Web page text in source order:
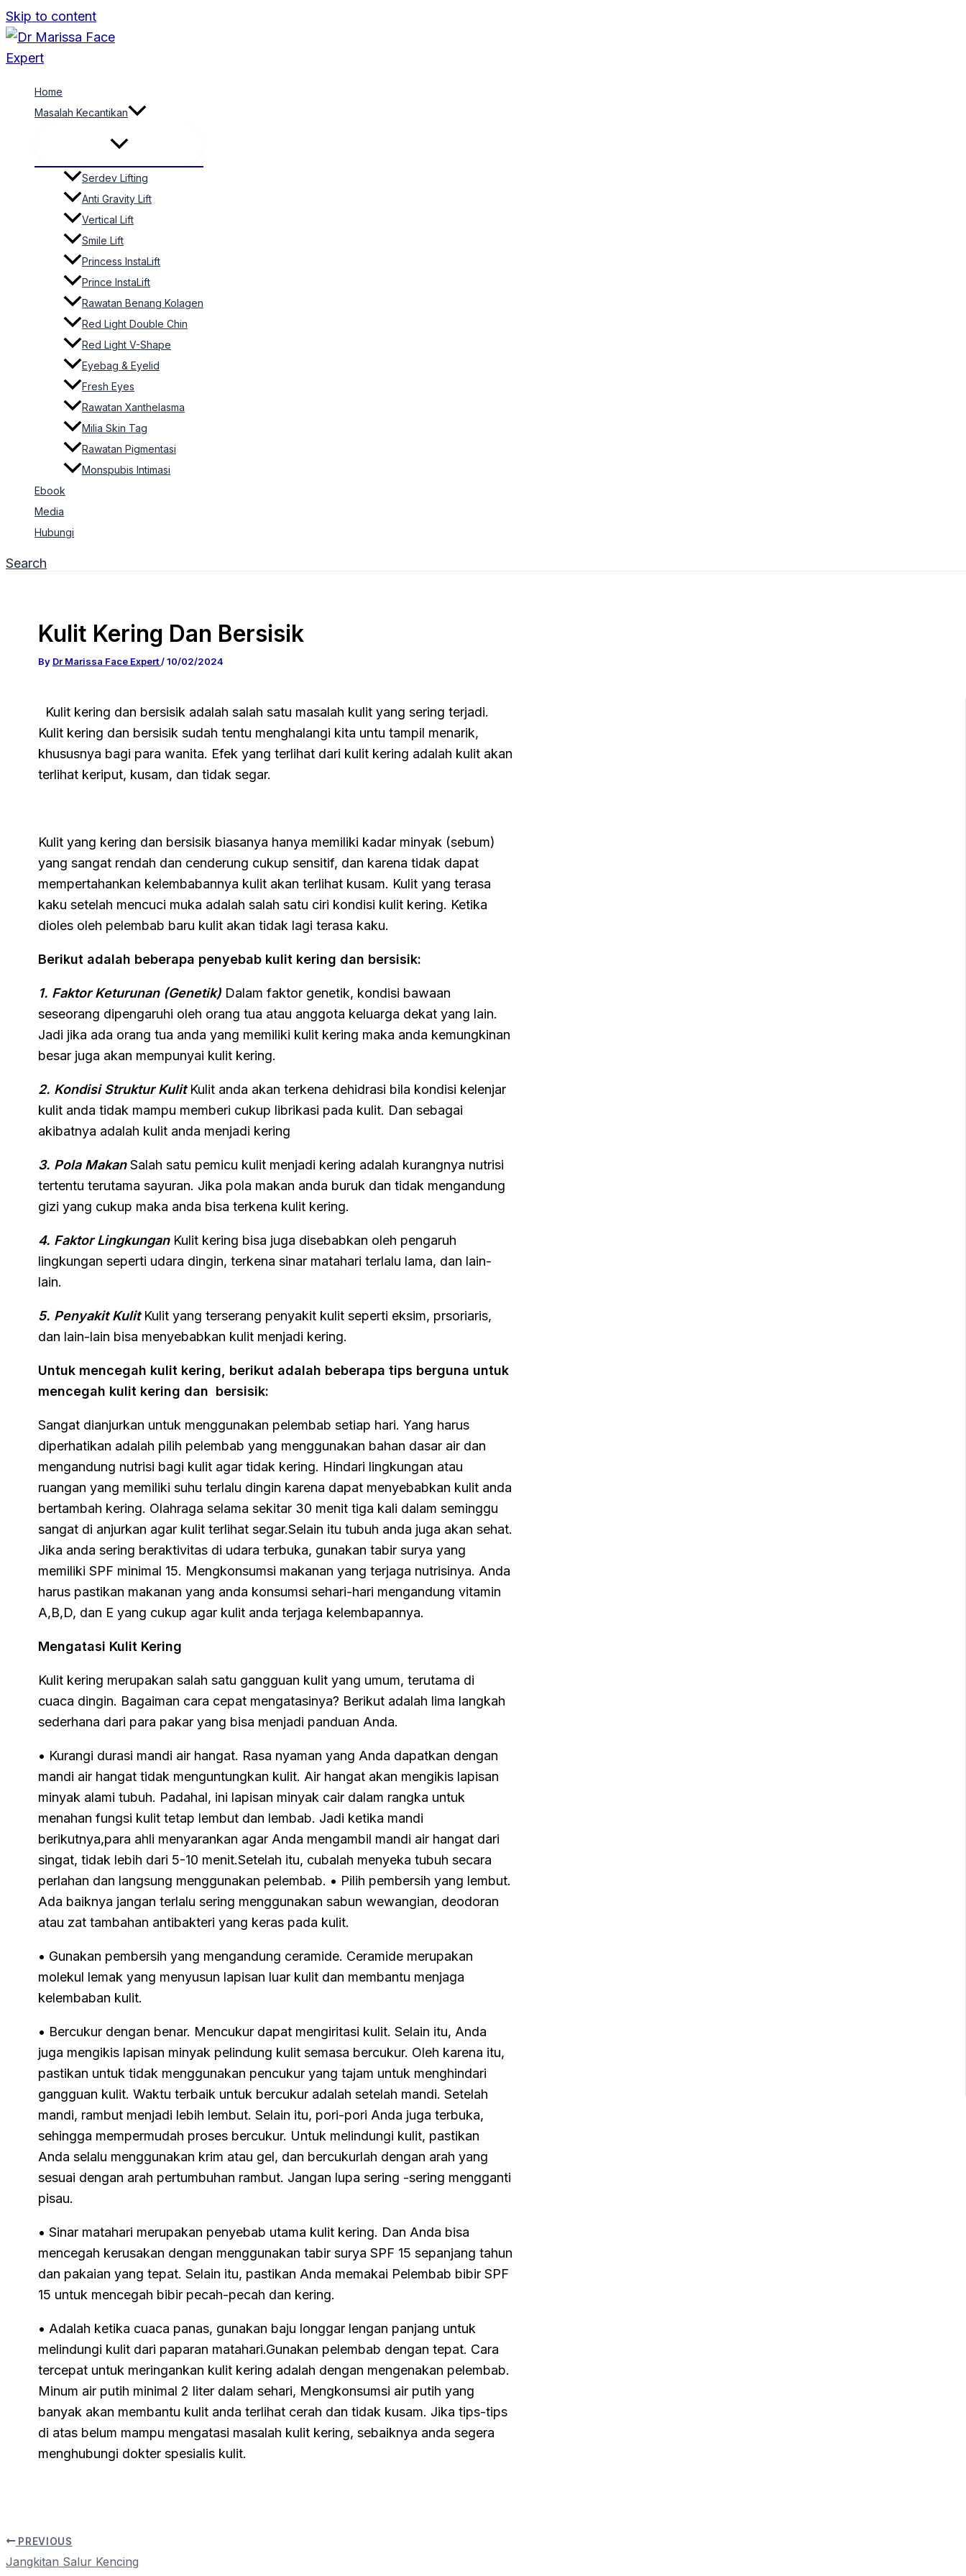
Skip to content
Home
Masalah Kecantikan
Serdev Lifting
Anti Gravity Lift
Vertical Lift
Smile Lift
Princess InstaLift
Prince InstaLift
Rawatan Benang Kolagen
Red Light Double Chin
Red Light V-Shape
Eyebag & Eyelid
Fresh Eyes
Rawatan Xanthelasma
Milia Skin Tag
Rawatan Pigmentasi
Monspubis Intimasi
Ebook
Media
Hubungi
Search
Kulit Kering Dan Bersisik
By Dr Marissa Face Expert/10/02/2024
Kulit kering dan bersisik adalah salah satu masalah kulit yang sering terjadi.
Kulit kering dan bersisik sudah tentu menghalangi kita untu tampil menarik,
khususnya bagi para wanita. Efek yang terlihat dari kulit kering adalah kulit akan
terlihat keriput, kusam, dan tidak segar.
Kulit yang kering dan bersisik biasanya hanya memiliki kadar minyak (sebum)
yang sangat rendah dan cenderung cukup sensitif, dan karena tidak dapat
mempertahankan kelembabannya kulit akan terlihat kusam. Kulit yang terasa
kaku setelah mencuci muka adalah salah satu ciri kondisi kulit kering. Ketika
dioles oleh pelembab baru kulit akan tidak lagi terasa kaku.
Berikut adalah beberapa penyebab kulit kering dan bersisik:
1. Faktor Keturunan (Genetik) Dalam faktor genetik, kondisi bawaan
seseorang dipengaruhi oleh orang tua atau anggota keluarga dekat yang lain.
Jadi jika ada orang tua anda yang memiliki kulit kering maka anda kemungkinan
besar juga akan mempunyai kulit kering.
2. Kondisi Struktur KulitKulit anda akan terkena dehidrasi bila kondisi kelenjar
kulit anda tidak mampu memberi cukup librikasi pada kulit. Dan sebagai
akibatnya adalah kulit anda menjadi kering
3. Pola MakanSalah satu pemicu kulit menjadi kering adalah kurangnya nutrisi
tertentu terutama sayuran. Jika pola makan anda buruk dan tidak mengandung
gizi yang cukup maka anda bisa terkena kulit kering.
4. Faktor LingkunganKulit kering bisa juga disebabkan oleh pengaruh
lingkungan seperti udara dingin, terkena sinar matahari terlalu lama, dan lain-
lain.
5. Penyakit KulitKulit yang terserang penyakit kulit seperti eksim, prsoriaris,
dan lain-lain bisa menyebabkan kulit menjadi kering.
Untuk mencegah kulit kering, berikut adalah beberapa tips berguna untuk
mencegah kulit kering dan bersisik:
Sangat dianjurkan untuk menggunakan pelembab setiap hari. Yang harus
diperhatikan adalah pilih pelembab yang menggunakan bahan dasar air dan
mengandung nutrisi bagi kulit agar tidak kering. Hindari lingkungan atau
ruangan yang memiliki suhu terlalu dingin karena dapat menyebabkan kulit anda
bertambah kering. Olahraga selama sekitar 30 menit tiga kali dalam seminggu
sangat di anjurkan agar kulit terlihat segar.Selain itu tubuh anda juga akan sehat.
Jika anda sering beraktivitas di udara terbuka, gunakan tabir surya yang
memiliki SPF minimal 15. Mengkonsumsi makanan yang terjaga nutrisinya. Anda
harus pastikan makanan yang anda konsumsi sehari-hari mengandung vitamin
A,B,D, dan E yang cukup agar kulit anda terjaga kelembapannya.
Mengatasi Kulit Kering
Kulit kering merupakan salah satu gangguan kulit yang umum, terutama di
cuaca dingin. Bagaiman cara cepat mengatasinya? Berikut adalah lima langkah
sederhana dari para pakar yang bisa menjadi panduan Anda.
• Kurangi durasi mandi air hangat. Rasa nyaman yang Anda dapatkan dengan
mandi air hangat tidak menguntungkan kulit. Air hangat akan mengikis lapisan
minyak alami tubuh. Padahal, ini lapisan minyak cair dalam rangka untuk
menahan fungsi kulit tetap lembut dan lembab. Jadi ketika mandi
berikutnya,para ahli menyarankan agar Anda mengambil mandi air hangat dari
singat, tidak lebih dari 5-10 menit.Setelah itu, cubalah menyeka tubuh secara
perlahan dan langsung menggunakan pelembab. • Pilih pembersih yang lembut.
Ada baiknya jangan terlalu sering menggunakan sabun wewangian, deodoran
atau zat tambahan antibakteri yang keras pada kulit.
• Gunakan pembersih yang mengandung ceramide. Ceramide merupakan
molekul lemak yang menyusun lapisan luar kulit dan membantu menjaga
kelembaban kulit.
• Bercukur dengan benar. Mencukur dapat mengiritasi kulit. Selain itu, Anda
juga mengikis lapisan minyak pelindung kulit semasa bercukur. Oleh karena itu,
pastikan untuk tidak menggunakan pencukur yang tajam untuk menghindari
gangguan kulit. Waktu terbaik untuk bercukur adalah setelah mandi. Setelah
mandi, rambut menjadi lebih lembut. Selain itu, pori-pori Anda juga terbuka,
sehingga mempermudah proses bercukur. Untuk melindungi kulit, pastikan
Anda selalu menggunakan krim atau gel, dan bercukurlah dengan arah yang
sesuai dengan arah pertumbuhan rambut. Jangan lupa sering -sering mengganti
pisau.
• Sinar matahari merupakan penyebab utama kulit kering. Dan Anda bisa
mencegah kerusakan dengan menggunakan tabir surya SPF 15 sepanjang tahun
dan pakaian yang tepat. Selain itu, pastikan Anda memakai Pelembab bibir SPF
15 untuk mencegah bibir pecah-pecah dan kering.
• Adalah ketika cuaca panas, gunakan baju longgar lengan panjang untuk
melindungi kulit dari paparan matahari.Gunakan pelembab dengan tepat. Cara
tercepat untuk meringankan kulit kering adalah dengan mengenakan pelembab.
Minum air putih minimal 2 liter dalam sehari, Mengkonsumsi air putih yang
banyak akan membantu kulit anda terlihat cerah dan tidak kusam. Jika tips-tips
di atas belum mampu mengatasi masalah kulit kering, sebaiknya anda segera
menghubungi dokter spesialis kulit.
PREVIOUS
Jangkitan Salur Kencing